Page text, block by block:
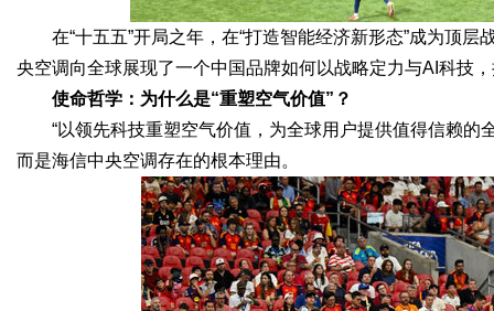
d
在“十五五”开局之年，在“打造智能经济新形态”成为顶
央空调向全球展现了一个中国品牌如何以战略定力与AI科技
使命哲学：为什么是“重塑空气价值”？
“以领先科技重塑空气价值，为全球用户提供值得信赖
而是海信中央空调存在的根本理由。